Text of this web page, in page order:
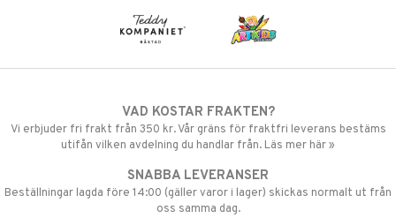
VAD KOSTAR FRAKTEN?
Vi erbjuder fri frakt från 350 kr. Vår gräns för fraktfri leverans bestäms
utifån vilken avdelning du handlar från. Läs mer här »
SNABBA LEVERANSER
Beställningar lagda före 14:00 (gäller varor i lager) skickas normalt ut från
oss samma dag.